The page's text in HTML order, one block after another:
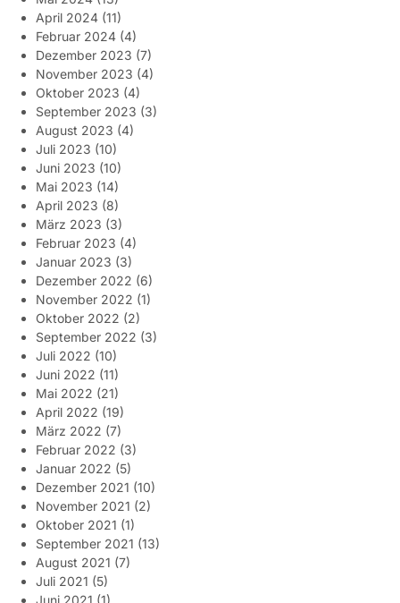
April 2024 (11)
Februar 2024 (4)
Dezember 2023 (7)
November 2023 (4)
Oktober 2023 (4)
September 2023 (3)
August 2023 (4)
Juli 2023 (10)
Juni 2023 (10)
Mai 2023 (14)
April 2023 (8)
März 2023 (3)
Februar 2023 (4)
Januar 2023 (3)
Dezember 2022 (6)
November 2022 (1)
Oktober 2022 (2)
September 2022 (3)
Juli 2022 (10)
Juni 2022 (11)
Mai 2022 (21)
April 2022 (19)
März 2022 (7)
Februar 2022 (3)
Januar 2022 (5)
Dezember 2021 (10)
November 2021 (2)
Oktober 2021 (1)
September 2021 (13)
August 2021 (7)
Juli 2021 (5)
Juni 2021 (1)